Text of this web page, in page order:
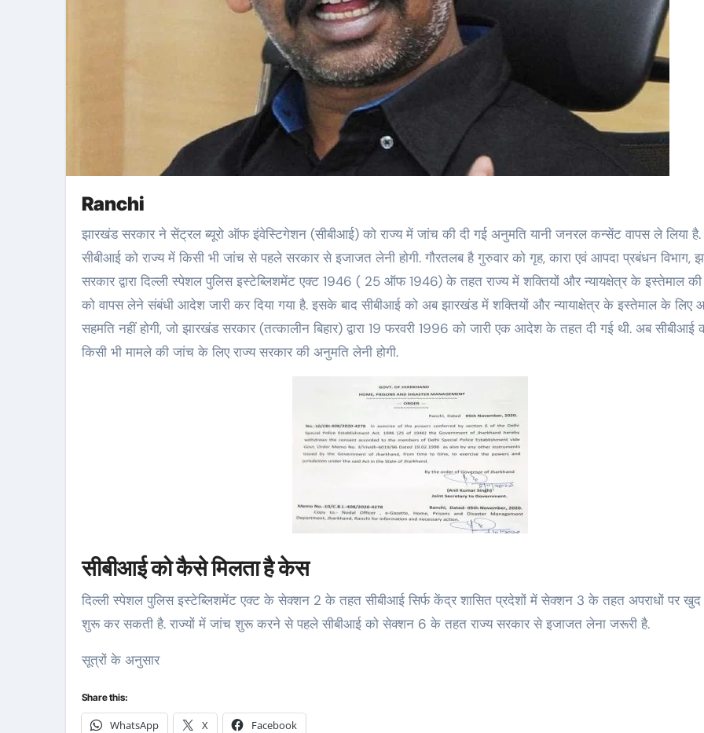
Ranchi
झारखंड सरकार ने सेंट्रल ब्यूरो ऑफ इंवेस्टिगेशन (सीबीआई) को राज्य में जांच की दी गई अनुमति यानी जनरल कन्सेंट वापस ले लिया है. अब
सीबीआई को राज्य में किसी भी जांच से पहले सरकार से इजाजत लेनी होगी. गौरतलब है गुरुवार को गृह, कारा एवं आपदा प्रबंधन विभाग,
सरकार द्वारा दिल्ली स्पेशल पुलिस इस्टेब्लिशमेंट एक्ट 1946 ( 25 ऑफ 1946) के तहत राज्य में शक्तियों और न्यायक्षेत्र के इस्तेमाल
को वापस लेने संबंधी आदेश जारी कर दिया गया है. इसके बाद सीबीआई को अब झारखंड में शक्तियों और न्यायाक्षेत्र के इस्तेमाल के लिए
सहमति नहीं होगी, जो झारखंड सरकार (तत्कालीन बिहार) द्वारा 19 फरवरी 1996 को जारी एक आदेश के तहत दी गई थी. अब सीबीआई
किसी भी मामले की जांच के लिए राज्य सरकार की अनुमति लेनी होगी.
सीबीआई को कैसे मिलता है केस
दिल्ली स्पेशल पुलिस इस्टेब्लिशमेंट एक्ट के सेक्शन 2 के तहत सीबीआई सिर्फ केंद्र शासित प्रदेशों में सेक्शन 3 के तहत अपराधों पर
शुरू कर सकती है. राज्यों में जांच शुरू करने से पहले सीबीआई को सेक्शन 6 के तहत राज्य सरकार से इजाजत लेना जरूरी है.
सूत्रों के अनुसार
Share this:
WhatsApp X Facebook